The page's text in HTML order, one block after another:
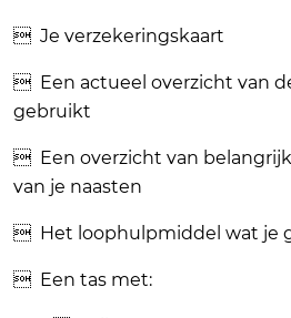
 Je verzekeringskaart
 Een actueel overzicht van
gebruikt
 Een overzicht van
van je naasten
 Het loophulpmiddel wat je
 Een tas met: